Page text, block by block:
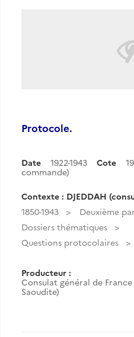
Protocole.
Date 1922-1943 Cote
commande)
Contexte : DJEDDAH
1850-1943
Deuxième
Dossiers thématiques
Questions protocolaires
Producteur :
Consulat général de
Saoudite)